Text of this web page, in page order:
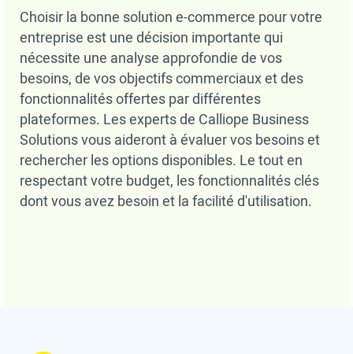
Choisir la bonne solution e-commerce pour votre
entreprise est une décision importante qui
nécessite une analyse approfondie de vos
besoins, de vos objectifs commerciaux et des
fonctionnalités offertes par différentes
plateformes. Les experts de Calliope Business
Solutions vous aideront à évaluer vos besoins et
rechercher les options disponibles. Le tout en
respectant votre budget, les fonctionnalités clés
dont vous avez besoin et la facilité d'utilisation.